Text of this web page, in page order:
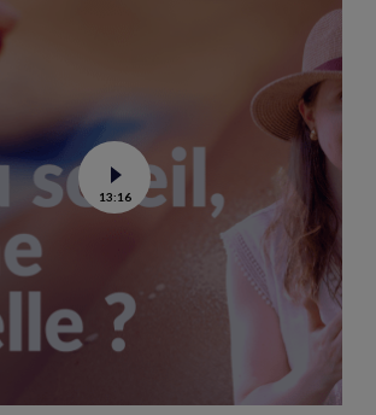
Voir
la
vidéo
est-
elle
la
meilleure
solution
protéger
13:16